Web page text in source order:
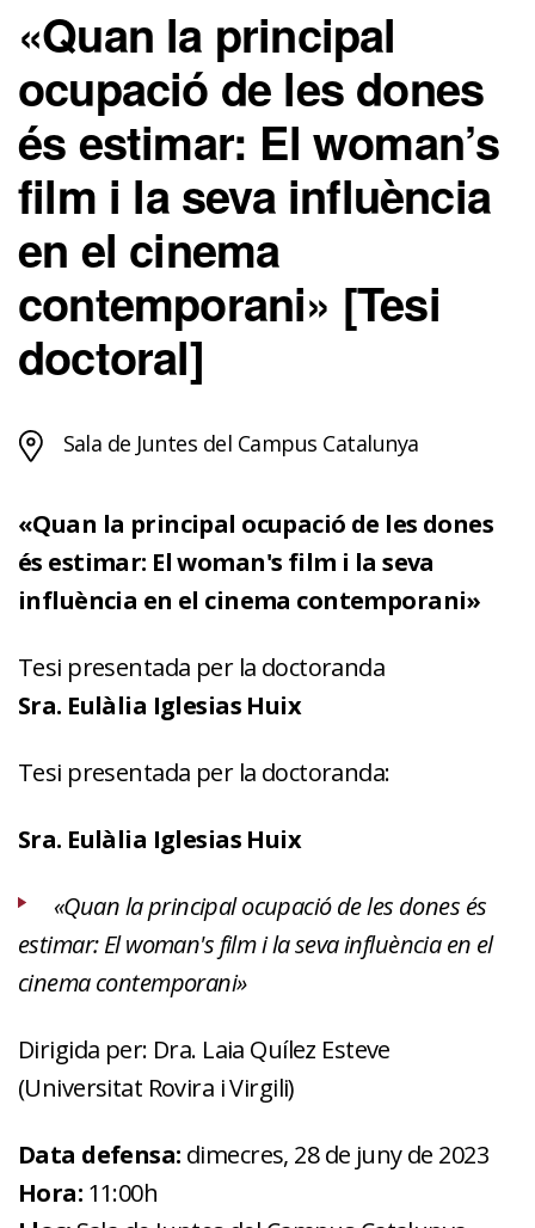
«Quan la principal
ocupació de les dones
és estimar: El woman’s
film i la seva influència
en el cinema
contemporani» [Tesi
doctoral]
Sala de Juntes del Campus Catalunya
«Quan la principal ocupació de les dones
és estimar: El woman's film i la seva
influència en el cinema contemporani»
Tesi presentada per la doctoranda
Sra. Eulàlia Iglesias Huix
Tesi presentada per la doctoranda:
Sra. Eulàlia Iglesias Huix
«Quan la principal ocupació de les dones és
estimar: El woman's film i la seva influència en el
cinema contemporani»
Dirigida per: Dra. Laia Quílez Esteve
(Universitat Rovira i Virgili)
Data defensa: dimecres, 28 de juny de 2023
Hora: 11:00h